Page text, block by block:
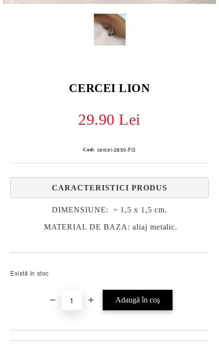
CERCEI LION
29.90 Lei
Cod: cercei-2850-FG
CARACTERISTICI PRODUS
DIMENSIUNE: ~ 1,5 x 1,5 cm.
MATERIAL DE BAZA: aliaj metalic.
Există în stoc